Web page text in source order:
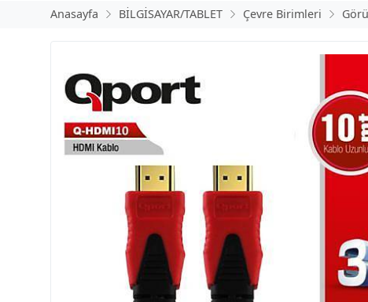
Anasayfa BİLGİSAYAR/TABLET Çevre Birimleri